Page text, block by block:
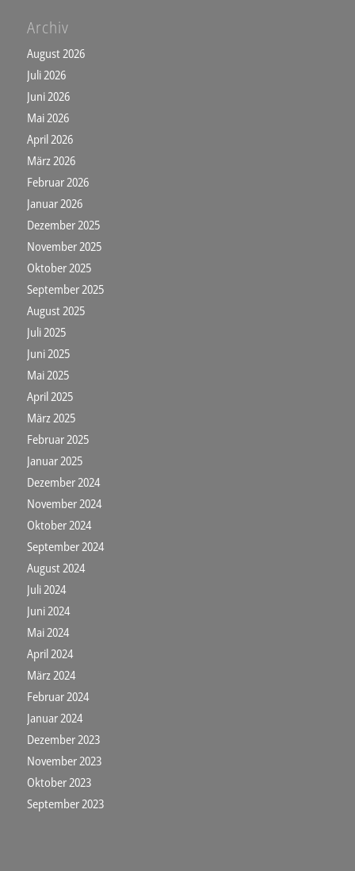
Archiv
August 2026
Juli 2026
Juni 2026
Mai 2026
April 2026
März 2026
Februar 2026
Januar 2026
Dezember 2025
November 2025
Oktober 2025
September 2025
August 2025
Juli 2025
Juni 2025
Mai 2025
April 2025
März 2025
Februar 2025
Januar 2025
Dezember 2024
November 2024
Oktober 2024
September 2024
August 2024
Juli 2024
Juni 2024
Mai 2024
April 2024
März 2024
Februar 2024
Januar 2024
Dezember 2023
November 2023
Oktober 2023
September 2023